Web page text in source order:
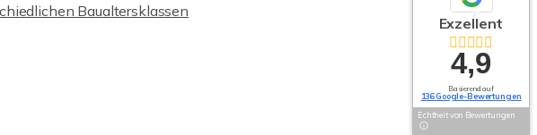
Baualtersklassen
Exzellent
4,9
Basierend auf
136 Google-Bewertungen
Echtheit von Bewertungen